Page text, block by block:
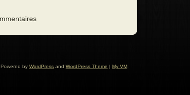
Powered by WordPress and WordPress Theme My VM.